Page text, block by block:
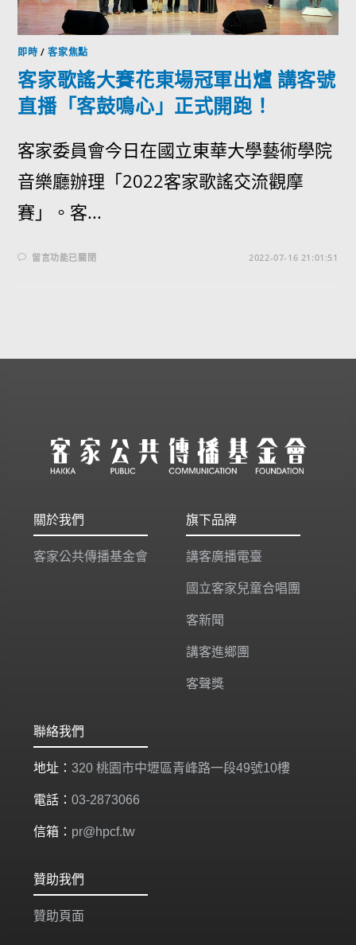
即時 /客家焦點
客家歌謠大賽花東場冠軍出爐 講客號
直播「客鼓鳴心」正式開跑！
客家委員會今日在國立東華大學藝術學院
音樂廳辦理「2022客家歌謠交流觀摩
賽」。客...
留言功能已關閉 2022-07-16 21:01:51
關於我們
客家公共傳播基金會
旗下品牌
講客廣播電臺
國立客家兒童合唱團
客新聞
講客進鄉團
客聲獎
聯絡我們
地址： 320 桃園市中壢區青峰路一段49號10樓
電話： 03-2873066
信箱： pr@hpcf.tw
贊助我們
贊助頁面